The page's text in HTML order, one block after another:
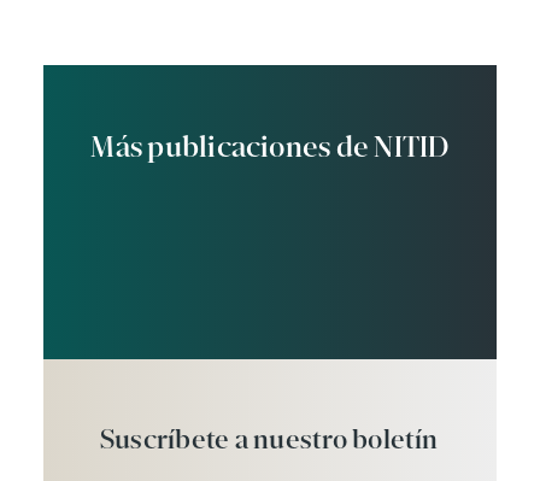
Más publicaciones de NITID
Suscríbete a nuestroboletín